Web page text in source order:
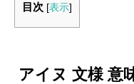
目次 [表示]
アイヌ 文様 意